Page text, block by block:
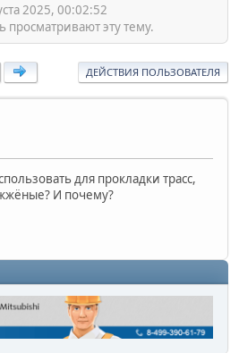
2025, 00:02:52
просматривают эту тему.
ДЕЙСТВИЯ ПОЛЬЗОВАТЕЛЯ
для прокладки трасс,
И почему?